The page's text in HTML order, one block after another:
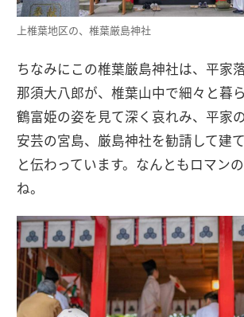
上椎葉地区の、椎葉厳島神社
ちなみにこの椎葉厳島神社は、平家
那須大八郎が、椎葉山中で細々と暮
鶴富姫の姿を見て深く哀れみ、平家
安芸の宮島、厳島神社を勧請して建
と伝わっています。なんともロマン
ね。